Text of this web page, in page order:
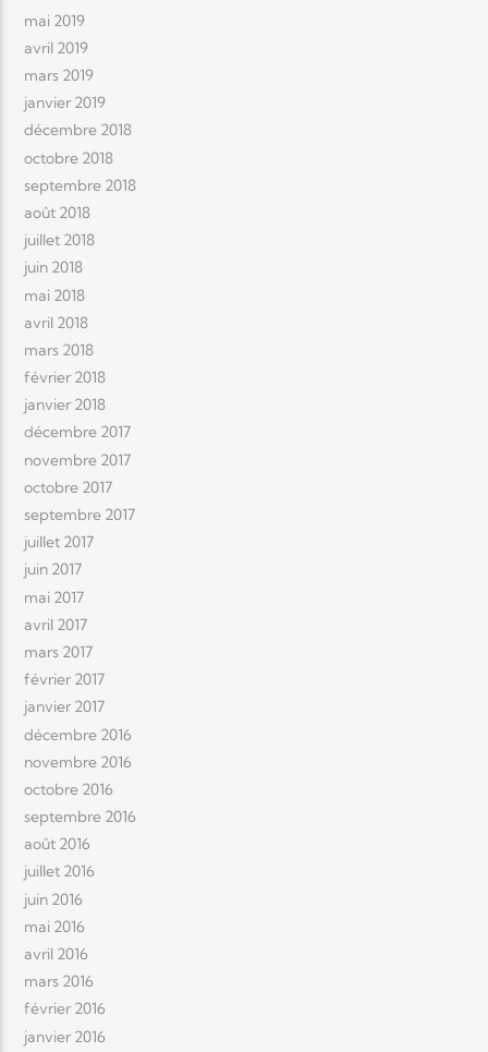
mai 2019
avril 2019
mars 2019
janvier 2019
décembre 2018
octobre 2018
septembre 2018
août 2018
juillet 2018
juin 2018
mai 2018
avril 2018
mars 2018
février 2018
janvier 2018
décembre 2017
novembre 2017
octobre 2017
septembre 2017
juillet 2017
juin 2017
mai 2017
avril 2017
mars 2017
février 2017
janvier 2017
décembre 2016
novembre 2016
octobre 2016
septembre 2016
août 2016
juillet 2016
juin 2016
mai 2016
avril 2016
mars 2016
février 2016
janvier 2016